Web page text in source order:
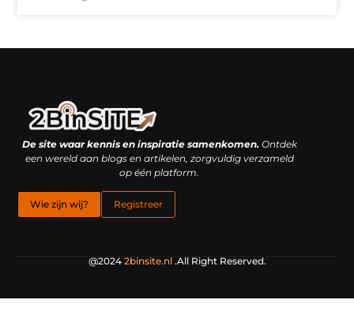
De site waar kennis en inspiratie samenkomen.Ontdek
een wereld aan blogs en artikelen, zorgvuldig verzameld
op één platform.
Wie zijn wij? Registreer
@2024 2binsite.nl.All Right Reserved.